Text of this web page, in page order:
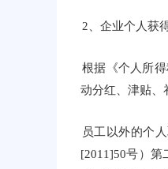
2、企业个人获
根据《个人所
动分红、津贴、
员工以外的个
[2011]50号）